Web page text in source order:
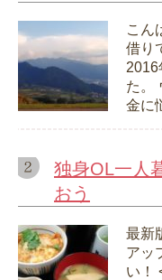
こん
借り
2016
た。
金に
独身OL一人
おう
最新
アッ
い！